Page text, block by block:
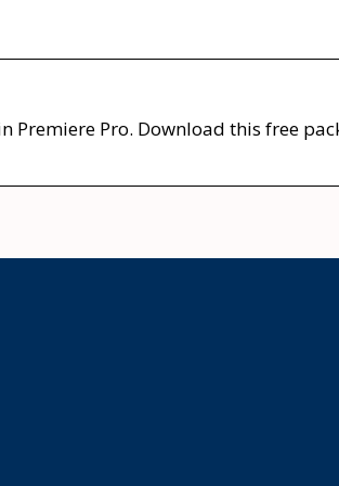
Premiere Pro. Download this free